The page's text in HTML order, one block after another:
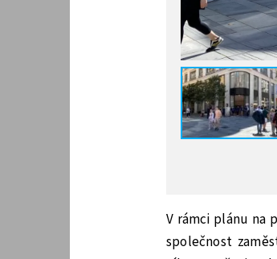
V rámci plánu na
společnost